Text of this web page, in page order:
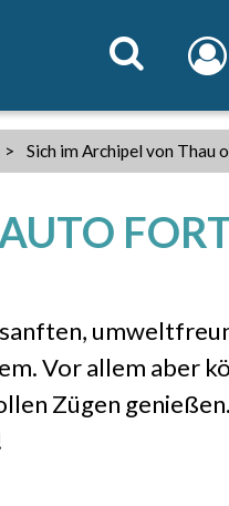
> Sich im Archipel von Thau
Vor allem aber
Zügen